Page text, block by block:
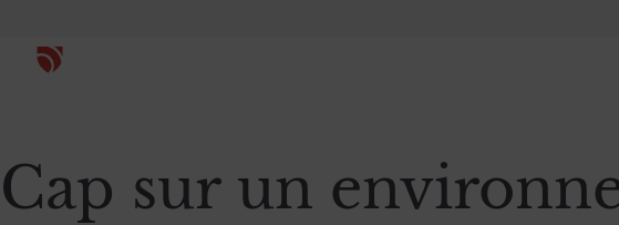
Engagements
Cap sur un